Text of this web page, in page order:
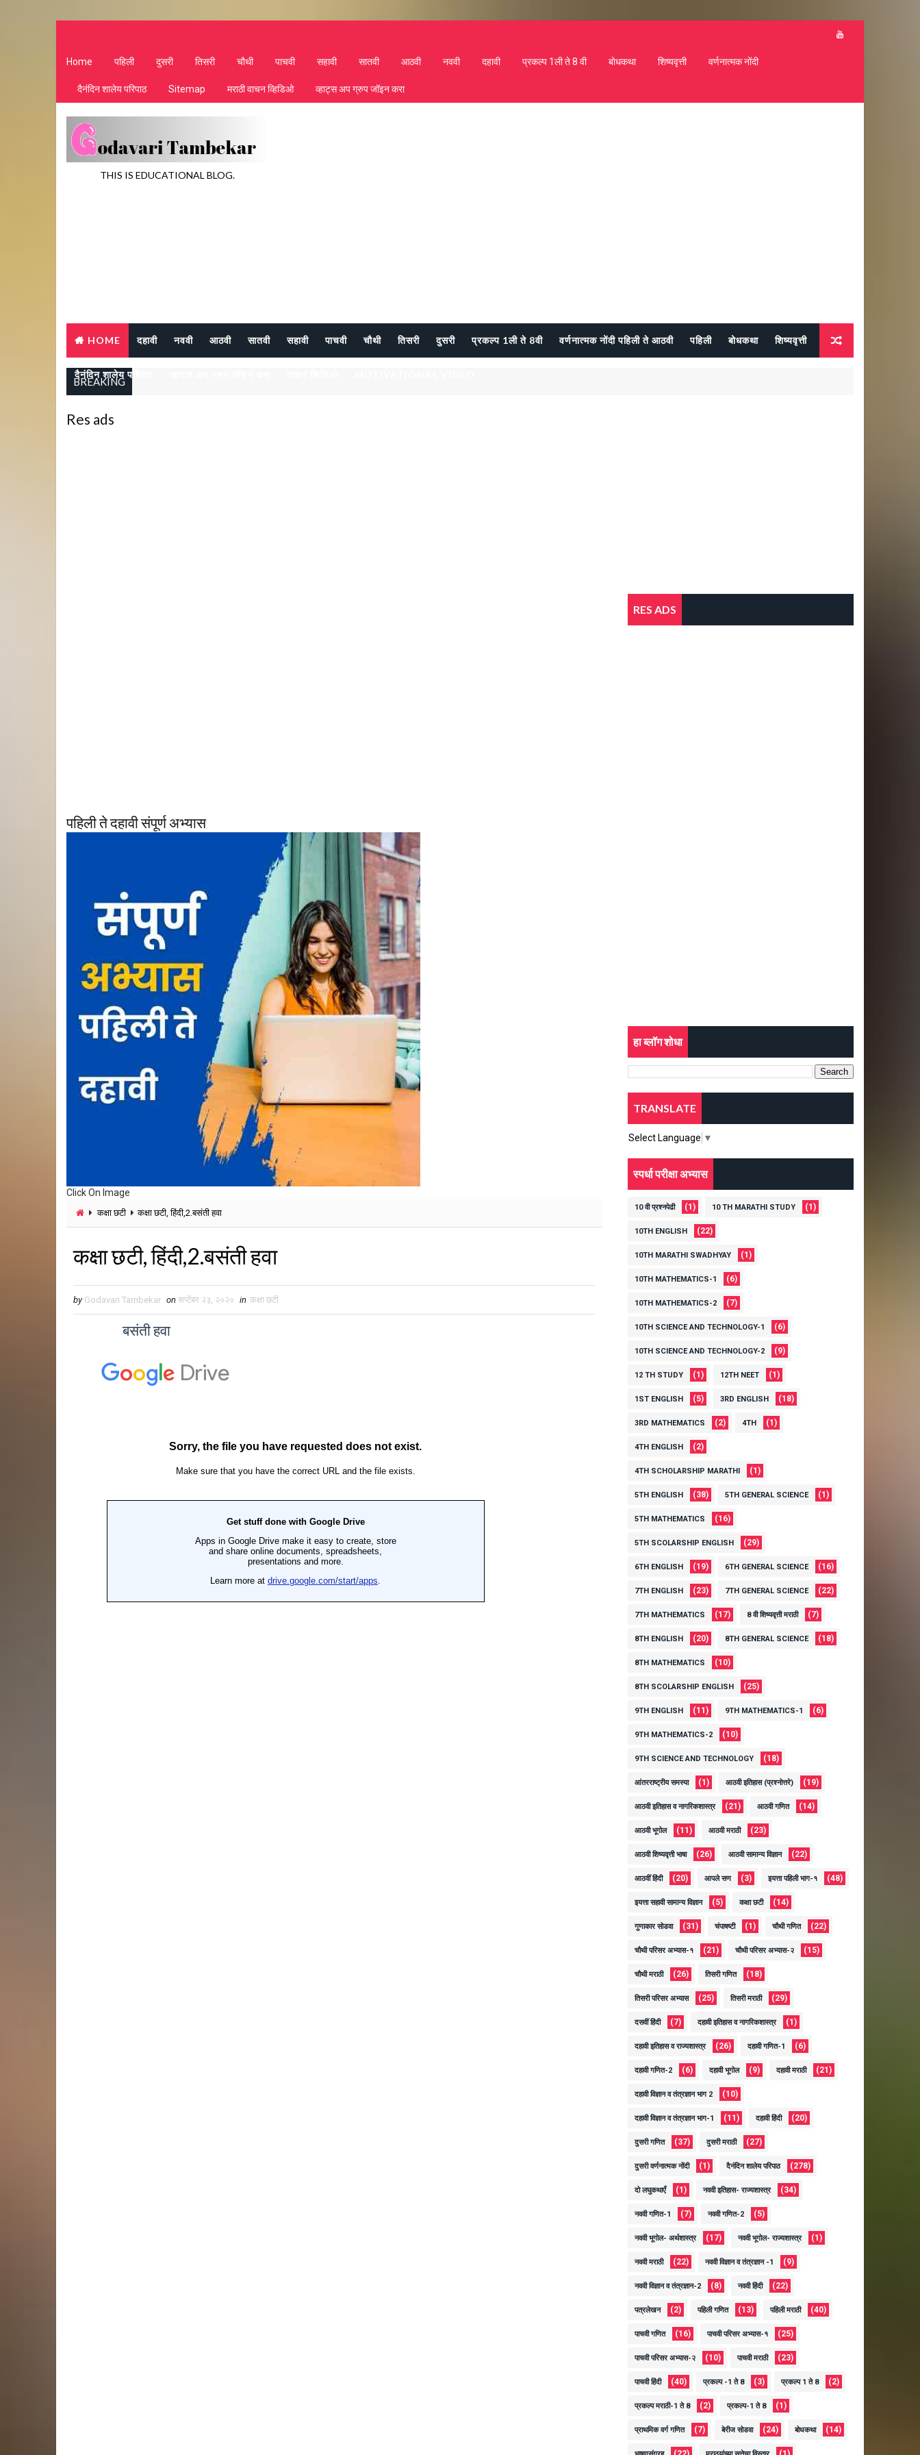
Home पहिली दुसरी तिसरी चौथी पाचवी सहावी सातवी आठवी नववी दहावी प्रकल्प 1ली ते 8 वी बोधकथा शिष्यवृत्ती वर्णनात्मक नोंदी
दैनंदिन शालेय परिपाठ Sitemap मराठी वाचन व्हिडिओ व्हाट्स अप ग्रुप जॉइन करा
THIS IS EDUCATIONAL BLOG.
HOME दहावी नववी आठवी सातवी सहावी पाचवी चौथी तिसरी दुसरी प्रकल्प 1ली ते 8वी वर्णनात्मक नोंदी पहिली ते आठवी पहिली बोधकथा शिष्यवृत्ती
दैनंदिन शालेय परिपाठ
BREAKING
Res ads
पहिली ते दहावी संपूर्ण अभ्यास
Click On Image
कक्षा छटी कक्षा छटी, हिंदी,2.बसंती हवा
कक्षा छटी, हिंदी,2.बसंती हवा
by Godavari Tambekar on सप्टेंबर २३, २०२० in कक्षा छटी
बसंती हवा
RES ADS
हा ब्लॉग शोधा
TRANSLATE
Select Language ▼
स्पर्धा परीक्षा अभ्यास
10 वी प्रश्नपेढी (1) 10 TH MARATHI STUDY (1)
10TH ENGLISH (22)
10TH MARATHI SWADHYAY (1)
10TH MATHEMATICS-1 (6)
10TH MATHEMATICS-2 (7)
10TH SCIENCE AND TECHNOLOGY-1 (6)
10TH SCIENCE AND TECHNOLOGY-2 (9)
12 TH STUDY (1) 12TH NEET (1)
1ST ENGLISH (5) 3RD ENGLISH (18)
3RD MATHEMATICS (2) 4TH (1)
4TH ENGLISH (2)
4TH SCHOLARSHIP MARATHI (1)
5TH ENGLISH (38) 5TH GENERAL SCIENCE (1)
5TH MATHEMATICS (16)
5TH SCOLARSHIP ENGLISH (29)
6TH ENGLISH (19) 6TH GENERAL SCIENCE (16)
7TH ENGLISH (23) 7TH GENERAL SCIENCE (22)
7TH MATHEMATICS (17) 8 वी शिष्यवृत्ती मराठी (7)
8TH ENGLISH (20) 8TH GENERAL SCIENCE (18)
8TH MATHEMATICS (10)
8TH SCOLARSHIP ENGLISH (25)
9TH ENGLISH (11) 9TH MATHEMATICS-1 (6)
9TH MATHEMATICS-2 (10)
9TH SCIENCE AND TECHNOLOGY (18)
आंतरराष्ट्रीय समस्या (1) आठवी इतिहास (प्रश्नोत्तरे) (19)
आठवी इतिहास व नागरिकशास्त्र (21) आठवी गणित (14)
आठवी भूगोल (11) आठवी मराठी (23)
आठवी शिष्यवृत्ती भाषा (26) आठवी सामान्य विज्ञान (22)
आठवीं हिंदी (20) आपले सण (3) इयत्ता पहिली भाग-१ (48)
इयत्ता सहावी सामान्य विज्ञान (5) कक्षा छटी (14)
गुणाकार सोडवा (31) चंपाषष्टी (1) चौथी गणित (22)
चौथी परिसर अभ्यास-१ (21) चौथी परिसर अभ्यास-२ (15)
चौथी मराठी (26) तिसरी गणित (18)
तिसरी परिसर अभ्यास (25) तिसरी मराठी (29)
दसवीं हिंदी (7) दहावी इतिहास व नागरिकशास्त्र (1)
दहावी इतिहास व राज्यशास्त्र (26) दहावी गणित-1 (6)
दहावी गणित-2 (6) दहावी भूगोल (9) दहावी मराठी (21)
दहावी विज्ञान व तंत्रज्ञान भाग 2 (10)
दहावी विज्ञान व तंत्रज्ञान भाग-1 (11) दहावी हिंदी (20)
दुसरी गणित (37) दुसरी मराठी (27)
दुसरी वर्णनात्मक नोंदी (1) दैनंदिन शालेय परिपाठ (278)
दो लघुकथाएँ (1) नववी इतिहास- राज्यशास्त्र (34)
नववी गणित-1 (7) नववी गणित-2 (5)
नववी भूगोल- अर्थशास्त्र (17) नववी भूगोल- राज्यशास्त्र (1)
नववी मराठी (22) नववी विज्ञान व तंत्रज्ञान -1 (9)
नववी विज्ञान व तंत्रज्ञान-2 (8) नववी हिंदी (22)
पत्रलेखन (2) पहिली गणित (13) पहिली मराठी (40)
पाचवी गणित (16) पाचवी परिसर अभ्यास-१ (25)
पाचवी परिसर अभ्यास-२ (10) पाचवी मराठी (23)
पाचवी हिंदी (40) प्रकल्प -1 ते 8 (3) प्रकल्प 1 ते 8 (2)
प्रकल्प मराठी-1 ते 8 (2) प्रकल्प-1 ते 8 (1)
प्राथमिक वर्ग गणित (7) बेरीज सोडवा (24) बोधकथा (14)